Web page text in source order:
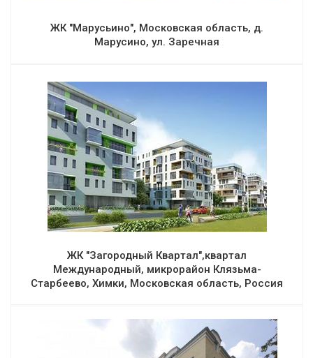
ЖК "Марусьино", Московская область, д.
Марусино, ул. Заречная
ЖК "Загородный Квартал",квартал
Международный, микрорайон Клязьма-
Старбеево, Химки, Московская область, Россия